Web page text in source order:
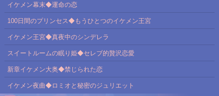
イケメン幕末◆運命の恋
100日間のプリンセス◆もうひとつのイケメン王宮
イケメン王宮◆真夜中のシンデレラ
スイートルームの眠り姫◆セレブ的贅沢恋愛
新章イケメン大奥◆禁じられた恋
イケメン夜曲◆ロミオと秘密のジュリエット